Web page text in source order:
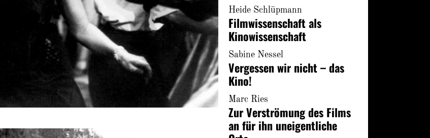
Heide Schlüpmann
Filmwissenschaft als
Kinowissenschaft
Sabine Nessel
Vergessen wir nicht – das
Kino!
Marc Ries
Zur Verströmung des Films
an für ihn uneigentliche